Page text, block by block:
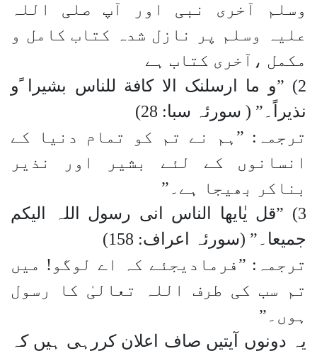
وسلم آخری نبی اور آپ صلی اللہ
علیہ وسلم پر نازل شدہ کتاب کامل و
مکمل ،آخری کتاب ہے
2) ”و ما ارسلنک الا کافة للناس بشیرا ًو
نذیراً۔” ( سورئہ سبا: 28)
ترجمہ: ”ہم نے تم کو تمام دنیا کے
انسانوں کے لئے بشیر اور نذیر
بناکر بھیجا ہے۔”
3) ”قل یٰایھا الناس انی رسول اللہ الیکم
جمیعا۔” (سورئہ اعراف: 158)
ترجمہ: ”فرمادیجئے کہ اے لوگو! میں
تم سب کی طرف اللہ تعالیٰ کا رسول
ہوں۔”
یہ دونوں آیتیں صاف اعلان کررہی ہیں کہ